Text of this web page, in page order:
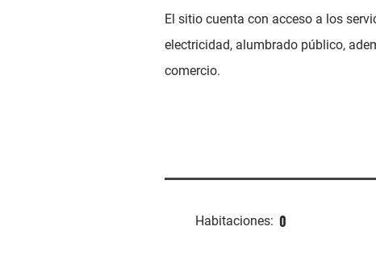
El sitio cuenta con acceso a los
electricidad, alumbrado público,
comercio.
Habitaciones: 0